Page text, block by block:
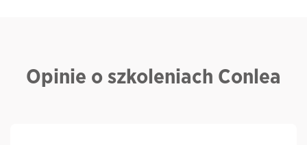
Opinie o szkoleniach Conlea